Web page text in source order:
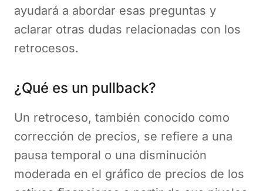
ayudará a abordar esas preguntas y
aclarar otras dudas relacionadas con los
retrocesos.
¿Qué es un pullback?
Un retroceso, también conocido como
corrección de precios, se refiere a una
pausa temporal o una disminución
moderada en el gráfico de precios de los